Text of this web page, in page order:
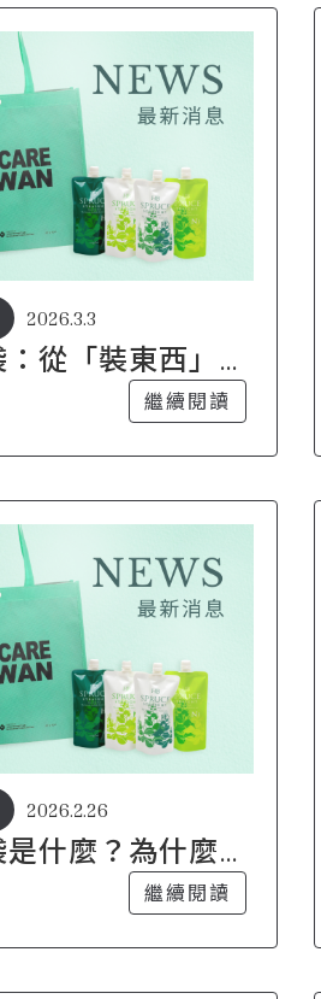
從「裝東西」
牌說話」的完整
2026.3.3
繼續閱讀
什麼？為什麼
2026.2.26
繼續閱讀